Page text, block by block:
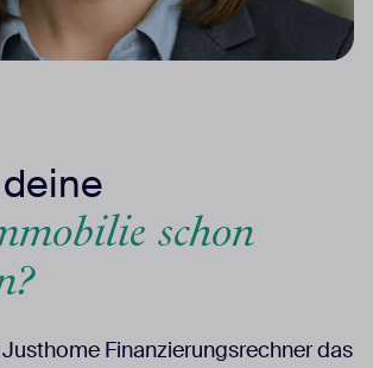
schon
Finanzierungsrechner das